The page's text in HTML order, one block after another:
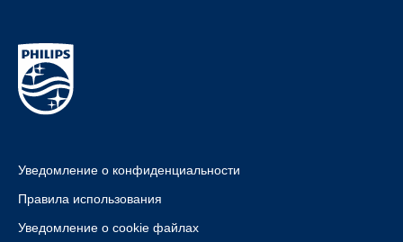
Уведомление о конфиденциальности
Правила использования
Уведомление о cookie файлах